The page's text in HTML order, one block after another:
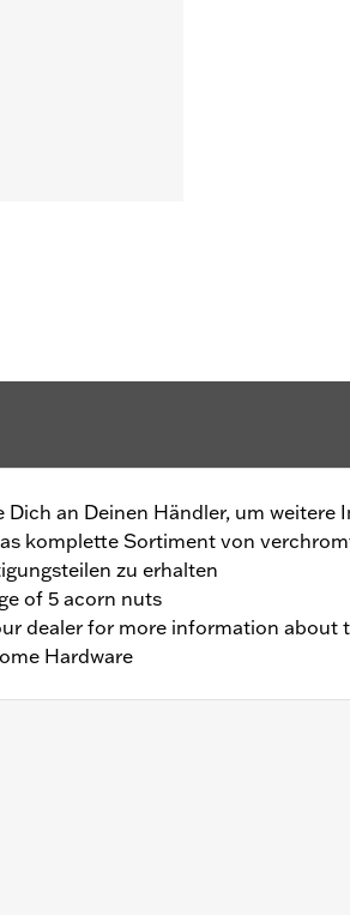
Dich an Deinen Händler, um weitere
komplette Sortiment von
zu erhalten
of 5 acorn nuts
dealer for more information about
Hardware